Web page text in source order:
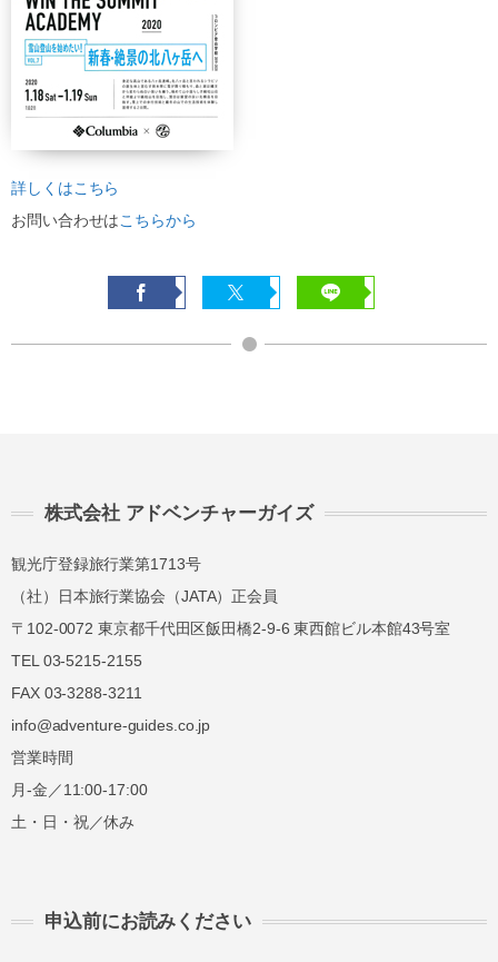
詳しくはこちら
お問い合わせはこちらから
株式会社 アドベンチャーガイズ
観光庁登録旅行業第1713号
（社）日本旅行業協会（JATA）正会員
〒102-0072 東京都千代田区飯田橋2-9-6 東西館ビル本館43号室
TEL 03-5215-2155
FAX 03-3288-3211
info@adventure-guides.co.jp
営業時間
月-金／11:00-17:00
土・日・祝／休み
申込前にお読みください